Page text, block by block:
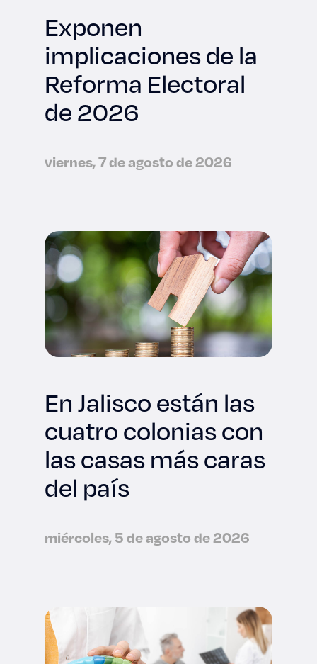
Exponen
implicaciones de la
Reforma Electoral
de 2026
viernes, 7 de agosto de 2026
En Jalisco están las
cuatro colonias con
las casas más caras
del país
miércoles, 5 de agosto de 2026